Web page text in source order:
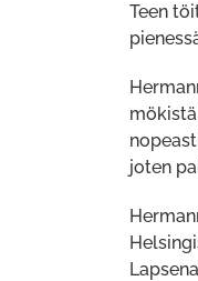
Teen
joten